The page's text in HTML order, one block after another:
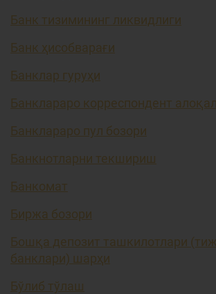
Банк тизимининг ликвидлиги
Банк ҳисобварағи
Банклар гуруҳи
Банклараро корреспондент
Банклараро пул бозори
Банкнотларни текшириш
Банкомат
Биржа бозори
Бошқа депозит ташкилотлари
банклари) шарҳи
Бўлиб тўлаш